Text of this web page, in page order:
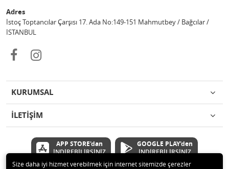
Adres
İstoç Toptancılar Çarşısı 17. Ada No:149-151 Mahmutbey / Bağcılar /
İSTANBUL
KURUMSAL
İLETİŞİM
APP STORE'dan
İNDİREBİLİRSİNİZ
GOOGLE PLAY'den
İNDİREBİLİRSİNİZ
Size daha iyi hizmet verebilmek için internet sitemizde çerezler